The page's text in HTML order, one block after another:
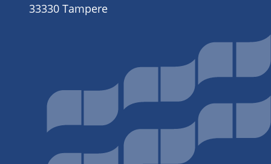
33330 Tampere